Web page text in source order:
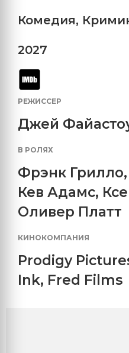
Комедия,
2027
РЕЖИССЕР
Джей
В РОЛЯХ
Фрэнк Грилло,
Кев Адамс,
Оливер Платт
КИНОКОМПАНИЯ
Prodigy
Ink, Fred Films